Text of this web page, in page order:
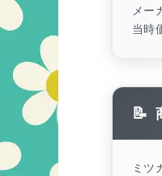
メー
当時
ミツ